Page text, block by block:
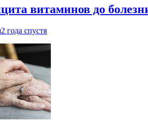
витаминов до
2 года спустя